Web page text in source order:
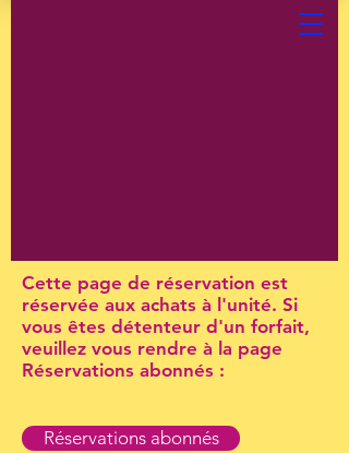
Cette page de réservation est
réservée aux achats à l'unité. Si
vous êtes détenteur d'un forfait,
veuillez vous rendre à la page
Réservations abonnés :
Réservations abonnés